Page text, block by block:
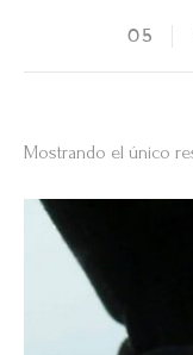
05
Mostrando el único